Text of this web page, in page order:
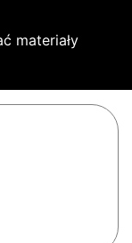
materiały